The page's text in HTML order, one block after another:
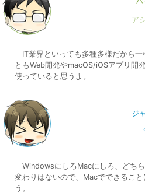
IT業界といっても多種多様だから
ともWeb開発やmacOS/iOSアプリ開
使っていると思うよ。
ジ
WindowsにしろMacにしろ、どち
変わりはないので、Macでできるこ
う。